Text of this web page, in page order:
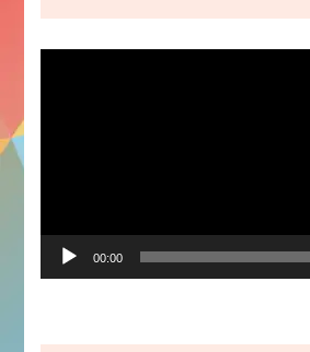
00:00